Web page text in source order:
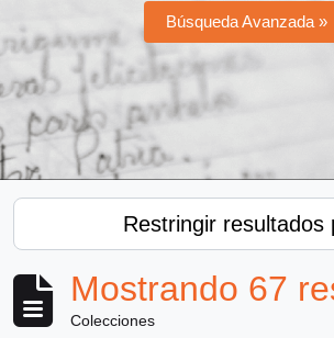
Búsqueda Avanzada »
Restringir resultados
Mostrando 67
Colecciones